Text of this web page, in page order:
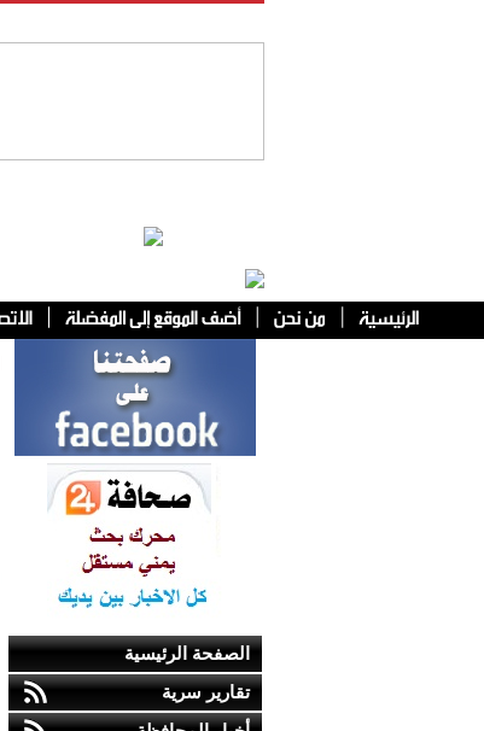
الصفحة الرئيسية
تقارير سرية